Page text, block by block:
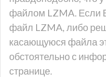
файлом LZMA. Если
файл LZMA, либо
касающуюся файла
обстоятельно с
странице.